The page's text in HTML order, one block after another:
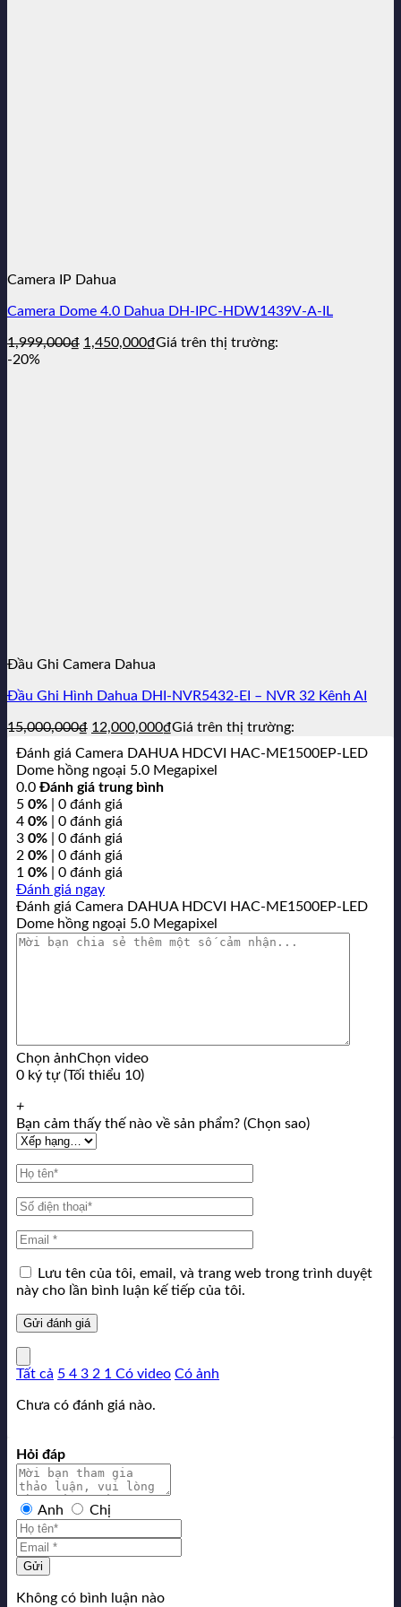
Camera IP Dahua
Camera Dome 4.0 Dahua DH-IPC-HDW1439V-A-IL
1,999,000₫ Giá
1,450,000₫Giá
Giá trên thị trường:
-20%
Đầu Ghi Camera Dahua
Đầu Ghi Hình Dahua DHI-NVR5432-EI – NVR 32 Kênh AI
15,000,000₫ Giá
là:
15,000,000₫.
12,000,000₫Giá
tại
là:
Giá trên thị trường:
Đánh giá Camera DAHUA HDCVI HAC-ME1500EP-LED
Dome hồng ngoại 5.0 Megapixel
0.0 Đánh giá trung bình
5 0% | 0 đánh giá
4 0% | 0 đánh giá
3 0% | 0 đánh giá
2 0% | 0 đánh giá
1 0% | 0 đánh giá
Đánh giá ngay
Đánh giá Camera DAHUA HDCVI HAC-ME1500EP-LED
Dome hồng ngoại 5.0 Megapixel
Chọn ảnhChọn video
0 ký tự (Tối thiểu 10)
+
Bạn cảm thấy thế nào về sản phẩm? (Chọn sao)
Lưu tên của tôi, email, và trang web trong trình duyệt
này cho lần bình luận kế tiếp của tôi.
Tất cả 5 4 3 2 1 Có video Có ảnh
Chưa có đánh giá nào.
Hỏi đáp
Anh Chị
Gửi
Không có bình luận nào